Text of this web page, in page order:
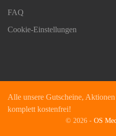
FAQ
Cookie-Einstellungen
Alle unsere Gutscheine,
komplett kostenfrei!
© 2026- OS